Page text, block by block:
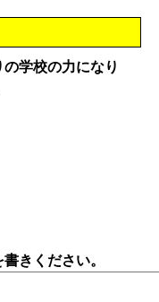
学校の力になり
きください。